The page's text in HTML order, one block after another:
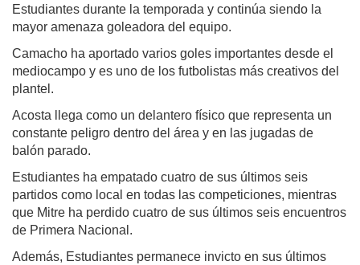
Estudiantes durante la temporada y continúa siendo la
mayor amenaza goleadora del equipo.
Camacho ha aportado varios goles importantes desde el
mediocampo y es uno de los futbolistas más creativos del
plantel.
Acosta llega como un delantero físico que representa un
constante peligro dentro del área y en las jugadas de
balón parado.
Estudiantes ha empatado cuatro de sus últimos seis
partidos como local en todas las competiciones, mientras
que Mitre ha perdido cuatro de sus últimos seis encuentros
de Primera Nacional.
Además, Estudiantes permanece invicto en sus últimos